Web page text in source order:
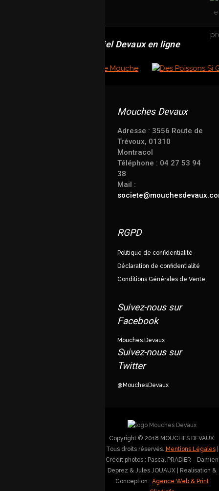
Revendeur officiel Devaux en ligne
Mouches Devaux
Adresse : 3556 Route de
Trévoux, 01310
Montracol
Téléphone : 04 27 53 94
38
Mail :
RGPD
Politique de confidentialité
Déclaration de confidentialité
Conditions Générales de Vente
Suivez-nous sur
Facebook
Mouches.Devaux
Suivez-nous sur
Twitter
@MouchesDevaux
Copyright © 2018 MOUCHES DEVAUX.
Tous droits réservés. Mentions Légales|
Crédit photos : Pascal PRADIER - Damien
Deprez & Jules JOUAUX | Réalisation &
Conception : Agence Web & Print